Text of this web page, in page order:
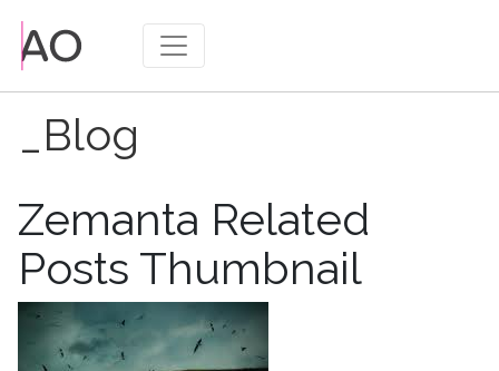
_Blog
Zemanta Related
Posts Thumbnail